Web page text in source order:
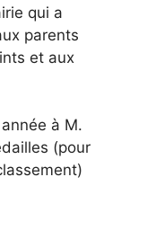
qui a
parents
et aux
à M.
(pour